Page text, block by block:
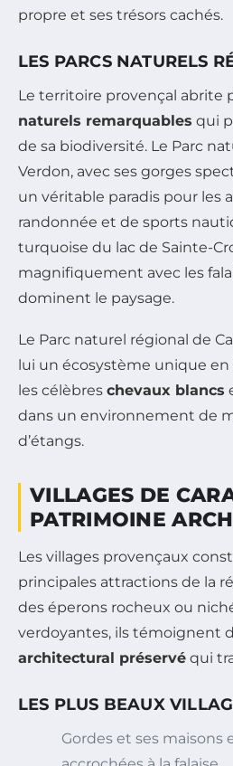
propre et ses trésors cachés.
LES PARCS NATURELS
Le territoire provençal abrite
naturels remarquables qui
de sa biodiversité. Le Parc
Verdon, avec ses gorges
un véritable paradis pour les
randonnée et de sports
turquoise du lac de Sainte-
magnifiquement avec les
dominent le paysage.
Le Parc naturel régional de
lui un écosystème unique
les célèbres chevaux blancs
dans un environnement de
d’étangs.
VILLAGES DE
PATRIMOINE
Les villages provençaux
principales attractions de la
des éperons rocheux ou
verdoyantes, ils témoignent
architectural préservé qui
LES PLUS BEAUX
Gordes et ses maisons